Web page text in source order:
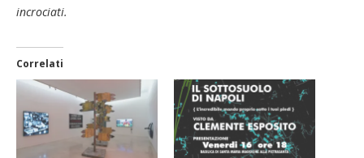
incrociati.
Correlati